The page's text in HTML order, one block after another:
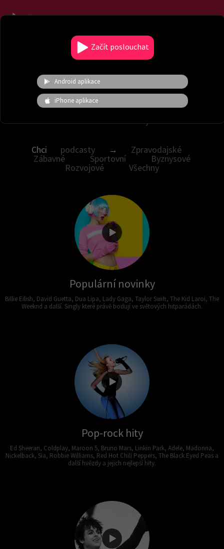
Vyladěné hudební nálady
Chci nálady → Česká hudba Audioknihy
Žánrové Novinky Moje
nálady Energické Zvuky a ruchy
V.I.P. Pohádky
Chci podcasty → Zpravodajské
Zábavné Sportovní Byznysové
Rozvojové Všechny
Populární novinky
Billie Eilish, David Guetta, Dua Lipa, Lady Gaga, Taylor Swift, The Kid Laroi, The
Weeknd a další. Singly které právě bodují ve světových hitparádách.
Pop-rock hity
Ed Sheeran, Coldplay, Maroon 5, Bruno Mars, Linkin Park, Adele, Madonna,
Nickelback, Sia, Robbie Williams, Red Hot Chili Peppers, The Black Eyed Peas a
další hvězdy a jejich nejlepší hity.
Začít poslouchat
Android aplikace
iPhone aplikace